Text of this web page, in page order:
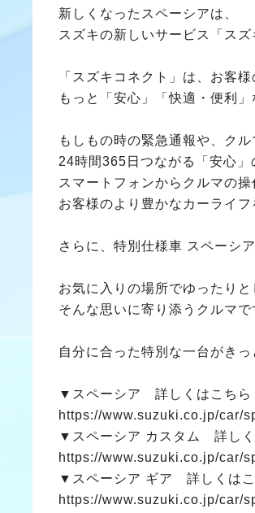
新しくなったスペーシアは、
スズキの新しいサービス「ス
「スズキコネクト」は、お客
もっと「安心」「快適・便利」
もしもの時の緊急通報や、ク
24時間365日つながる「安心」
スマートフォンからクルマの
お客様のより豊かなカーライフ
さらに、特別仕様車 スペーシ
お気に入りの場所でゆったりと
そんな思いに寄り添うクルマで
自分に合った特別な一台がき
▼スペーシア 詳しくはこちら
https://www.suzuki.co.jp/car/
▼スペーシア カスタム 詳しく
https://www.suzuki.co.jp/car/
▼スペーシア ギア 詳しくはこ
https://www.suzuki.co.jp/car/